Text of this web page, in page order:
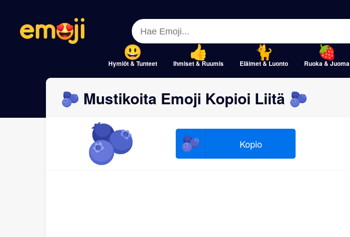
Hymiöt & Tunteet Ihmiset & Ruumis Eläimet & Luonto Ruoka & Juoma
Close
Close
🫐 Mustikoita Emoji Kopioi Liitä 🫐
🫐 🫐 Kopio